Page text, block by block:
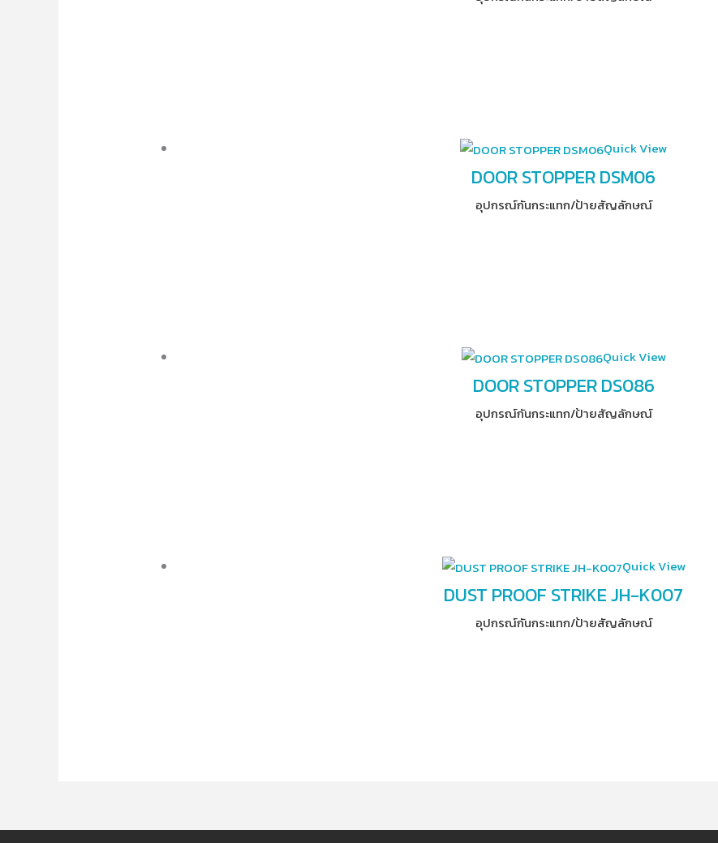
Quick View
DOOR STOPPER DSM06
อุปกรณ์​กันกระแทก/ป้ายสัญลักษณ์
Quick View
DOOR STOPPER DS086
อุปกรณ์​กันกระแทก/ป้ายสัญลักษณ์
Quick View
DUST PROOF STRIKE JH-K007
อุปกรณ์​กันกระแทก/ป้ายสัญลักษณ์